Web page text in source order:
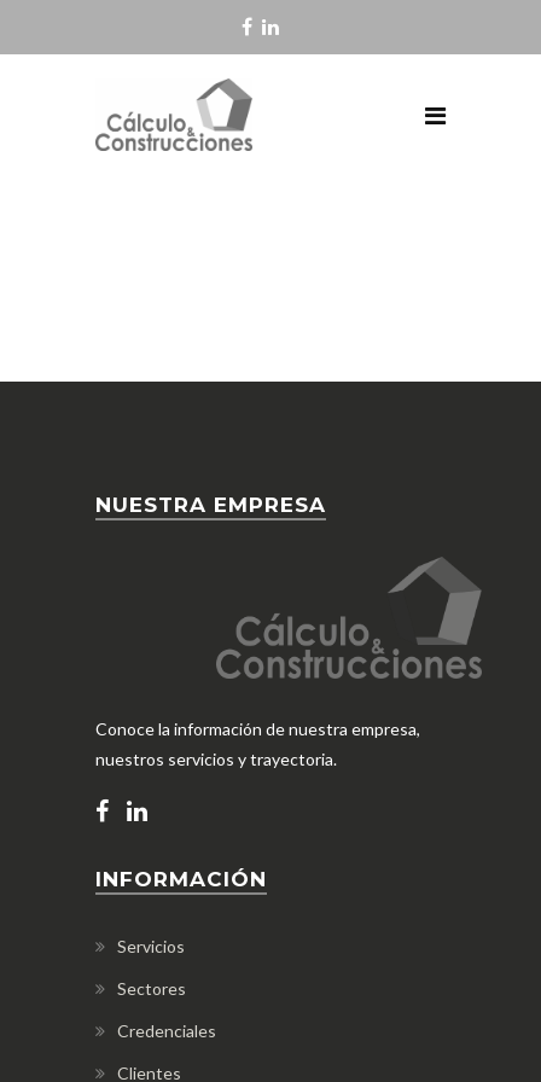
NUESTRA EMPRESA
Conoce la información de nuestra empresa,
nuestros servicios y trayectoria.
INFORMACIÓN
Servicios
Sectores
Credenciales
Clientes